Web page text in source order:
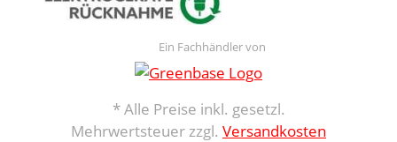
Ein Fachhändler von
* Alle Preise inkl. gesetzl.
Mehrwertsteuer zzgl. Versandkosten